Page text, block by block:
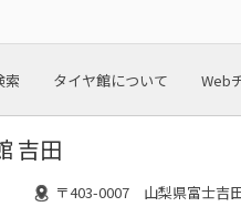
索 タイヤ館について Web
吉田
〒403-0007 山梨県富士吉